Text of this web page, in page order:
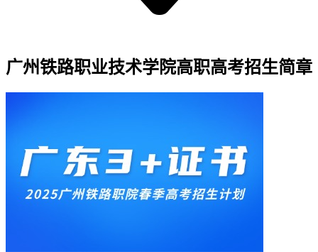
广州铁路职业技术学院高职高考招生简章